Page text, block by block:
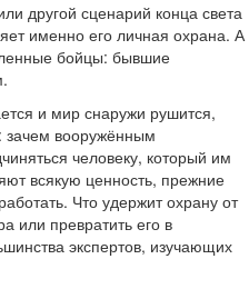
другой сценарий конца света
именно его личная охрана. А
бойцы: бывшие
и мир снаружи рушится,
зачем вооружённым
человеку, который им
всякую ценность, прежние
Что удержит охрану от
или превратить его в
экспертов, изучающих